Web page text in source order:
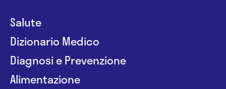
Salute
Dizionario Medico
Diagnosi e Prevenzione
Alimentazione